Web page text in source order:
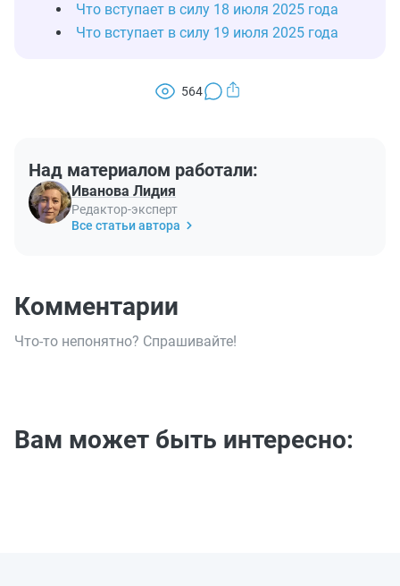
Что вступает в силу 18 июля 2025 года
Что вступает в силу 19 июля 2025 года
564
Над материалом работали:
Иванова Лидия
Редактор-эксперт
Все статьи автора
Комментарии
Что-то непонятно? Спрашивайте!
Вам может быть интересно: